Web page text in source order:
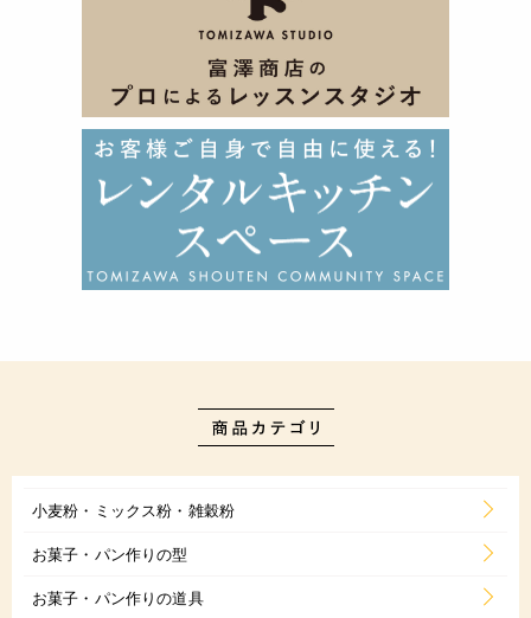
小麦粉・ミックス粉・雑穀粉
お菓子・パン作りの型
お菓子・パン作りの道具